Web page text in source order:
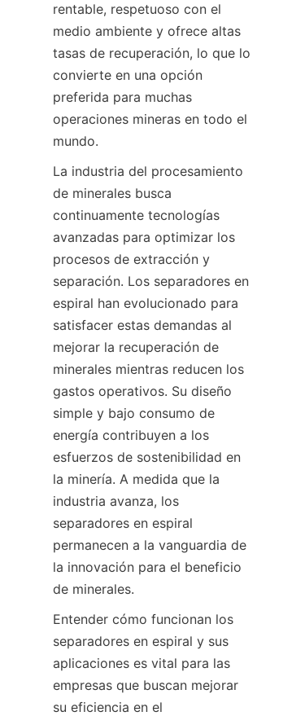
rentable, respetuoso con el
medio ambiente y ofrece altas
tasas de recuperación, lo que lo
convierte en una opción
preferida para muchas
operaciones mineras en todo el
mundo.
La industria del procesamiento
de minerales busca
continuamente tecnologías
avanzadas para optimizar los
procesos de extracción y
separación. Los separadores en
espiral han evolucionado para
satisfacer estas demandas al
mejorar la recuperación de
minerales mientras reducen los
gastos operativos. Su diseño
simple y bajo consumo de
energía contribuyen a los
esfuerzos de sostenibilidad en
la minería. A medida que la
industria avanza, los
separadores en espiral
permanecen a la vanguardia de
la innovación para el beneficio
de minerales.
Entender cómo funcionan los
separadores en espiral y sus
aplicaciones es vital para las
empresas que buscan mejorar
su eficiencia en el